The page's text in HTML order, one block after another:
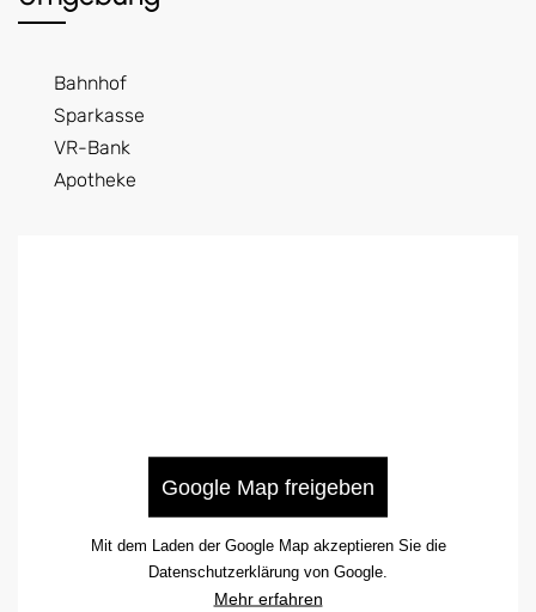
Bahnhof
Sparkasse
VR-Bank
Apotheke
Google Map freigeben
Mit dem Laden der Google Map akzeptieren Sie die
Datenschutzerklärung von Google.
Mehr erfahren